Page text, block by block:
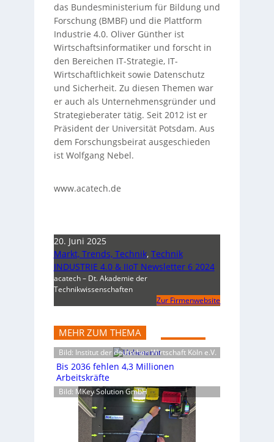
das Bundesministerium für Bildung und
Forschung (BMBF) und die Plattform
Industrie 4.0. Oliver Günther ist
Wirtschaftsinformatiker und forscht in
den Bereichen IT-Strategie, IT-
Wirtschaftlichkeit sowie Datenschutz
und Sicherheit. Zu diesen Themen war
er auch als Unternehmensgründer und
Strategieberater tätig. Seit 2012 ist er
Präsident der Universität Potsdam. Aus
dem Forschungsbeirat ausgeschieden
ist Wolfgang Nebel.
www.acatech.de
20. Juni 2025
Markt, Trends, Technik, Technik
INDUSTRIE 4.0 & IIoT Newsletter 6 2024
acatech – Dt. Akademie der
Technikwissenschaften
Zur Firmenwebsite
MEHR ZUM THEMA
Bild: Institut der deutschen Wirtschaft Köln e.V.
Bis 2036 fehlen 4,3 Millionen
Arbeitskräfte
Bild: MKey Solution GmbH